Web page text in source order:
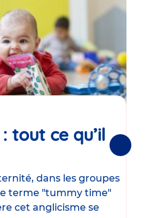
tout ce qu’il
dans les groupes
terme "tummy time"
cet anglicisme se
Suivantes